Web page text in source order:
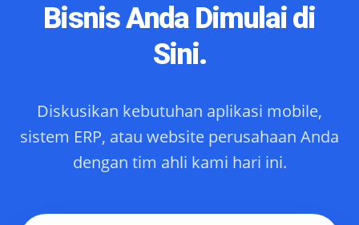
Bisnis Anda Dimulai di
Sini.
Diskusikan kebutuhan aplikasi mobile,
sistem ERP, atau website perusahaan Anda
dengan tim ahli kami hari ini.